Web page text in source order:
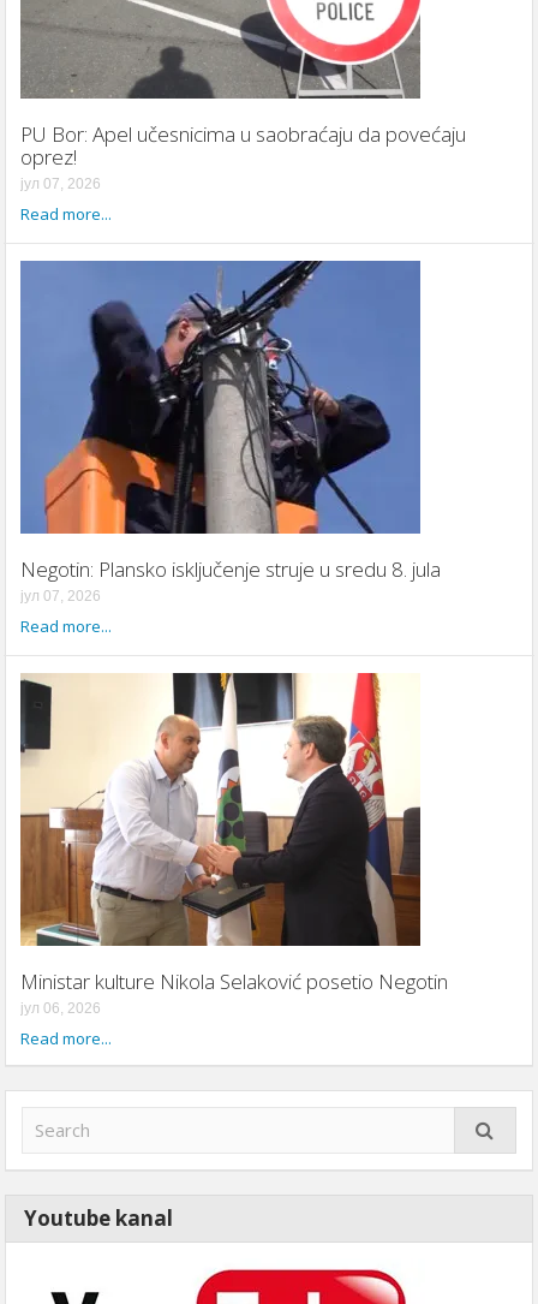
PU Bor: Apel učesnicima u saobraćaju da povećaju
oprez!
јул 07, 2026
Read more...
Negotin: Plansko isključenje struje u sredu 8. jula
јул 07, 2026
Read more...
Ministar kulture Nikola Selaković posetio Negotin
јул 06, 2026
Read more...
Youtube kanal